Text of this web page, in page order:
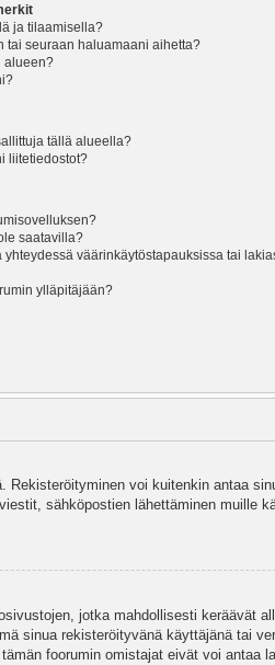
ja tilaamisella?
tai seuraan haluamaani aihetta?
alueen?
tällä alueella?
liitetiedostot?
saatavilla?
yhteydessä väärinkäytöstapauksissa tai
ylläpitäjään?
Rekisteröityminen voi kuitenkin antaa
sähköpostien lähettäminen muille
jotka mahdollisesti keräävät
sinua rekisteröityvänä käyttäjänä tai
foorumin omistajat eivät voi antaa